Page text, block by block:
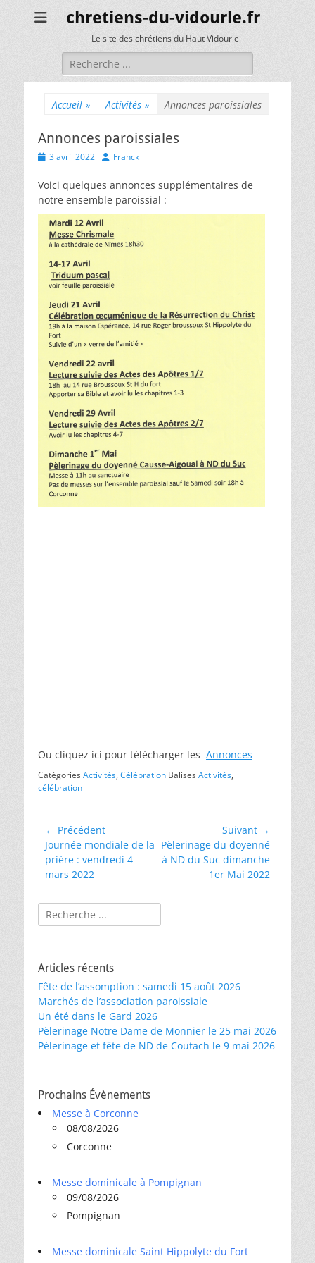
chretiens-du-vidourle.fr
Le site des chrétiens du Haut Vidourle
Rechercher :
Accueil » Activités » Annonces paroissiales
Annonces paroissiales
Posted
3 avril 2022 AuthorFranck
Voici quelques annonces supplémentaires de
notre ensemble paroissial :
Ou cliquez ici pour télécharger les Annonces
CatégoriesActivités, Célébration BalisesActivités,
célébration
Navigation
de
l’article
← Précédent
Article
précédent :
Journée mondiale de la
prière : vendredi 4
mars 2022
Suivant →
Article
suivant :
Pèlerinage du doyenné
à ND du Suc dimanche
1er Mai 2022
Rechercher :
Articles récents
Fête de l’assomption : samedi 15 août 2026
Marchés de l’association paroissiale
Un été dans le Gard 2026
Pèlerinage Notre Dame de Monnier le 25 mai 2026
Pèlerinage et fête de ND de Coutach le 9 mai 2026
Prochains Évènements
Messe à Corconne
08/08/2026
Corconne
Messe dominicale à Pompignan
09/08/2026
Pompignan
Messe dominicale Saint Hippolyte du Fort